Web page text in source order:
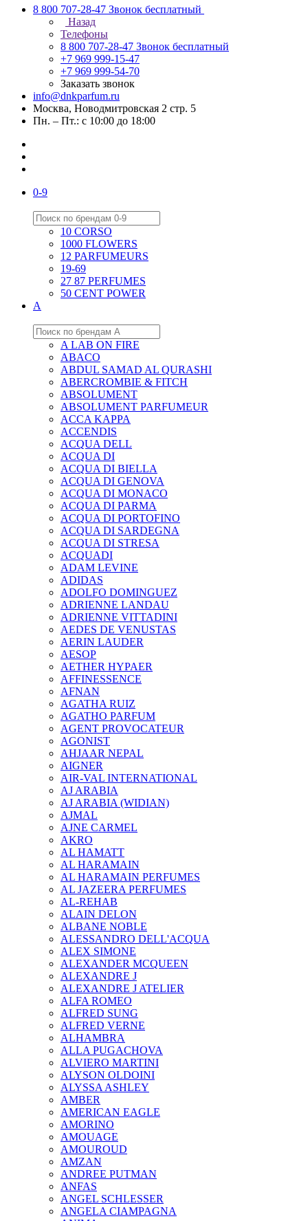
8 800 707-28-47 Звонок бесплатный
Назад
Телефоны
8 800 707-28-47 Звонок бесплатный
+7 969 999-15-47
+7 969 999-54-70
Заказать звонок
info@dnkparfum.ru
Москва, Новодмитровская 2 стр. 5
Пн. – Пт.: с 10:00 до 18:00
0-9
10 CORSO
1000 FLOWERS
12 PARFUMEURS
19-69
27 87 PERFUMES
50 CENT POWER
A
A LAB ON FIRE
ABACO
ABDUL SAMAD AL QURASHI
ABERCROMBIE & FITCH
ABSOLUMENT
ABSOLUMENT PARFUMEUR
ACCA KAPPA
ACCENDIS
ACQUA DELL
ACQUA DI
ACQUA DI BIELLA
ACQUA DI GENOVA
ACQUA DI MONACO
ACQUA DI PARMA
ACQUA DI PORTOFINO
ACQUA DI SARDEGNA
ACQUA DI STRESA
ACQUADI
ADAM LEVINE
ADIDAS
ADOLFO DOMINGUEZ
ADRIENNE LANDAU
ADRIENNE VITTADINI
AEDES DE VENUSTAS
AERIN LAUDER
AESOP
AETHER HYPAER
AFFINESSENCE
AFNAN
AGATHA RUIZ
AGATHO PARFUM
AGENT PROVOCATEUR
AGONIST
AHJAAR NEPAL
AIGNER
AIR-VAL INTERNATIONAL
AJ ARABIA
AJ ARABIA (WIDIAN)
AJMAL
AJNE CARMEL
AKRO
AL HAMATT
AL HARAMAIN
AL HARAMAIN PERFUMES
AL JAZEERA PERFUMES
AL-REHAB
ALAIN DELON
ALBANE NOBLE
ALESSANDRO DELL'ACQUA
ALEX SIMONE
ALEXANDER MCQUEEN
ALEXANDRE J
ALEXANDRE J ATELIER
ALFA ROMEO
ALFRED SUNG
ALFRED VERNE
ALHAMBRA
ALLA PUGACHOVA
ALVIERO MARTINI
ALYSON OLDOINI
ALYSSA ASHLEY
AMBER
AMERICAN EAGLE
AMORINO
AMOUAGE
AMOUROUD
AMZAN
ANDREE PUTMAN
ANFAS
ANGEL SCHLESSER
ANGELA CIAMPAGNA